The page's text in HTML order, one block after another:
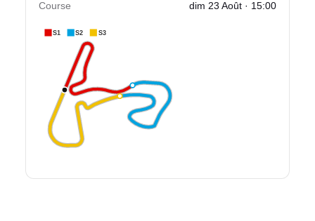
Course dim 23 Août · 15:00
S1 S2 S3